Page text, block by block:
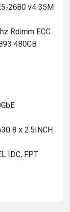
2680 v4 35M
Rdimm ECC
480GB
8 x 2.5INCH
IDC, FPT